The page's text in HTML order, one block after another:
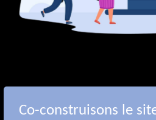
Co-construisons le